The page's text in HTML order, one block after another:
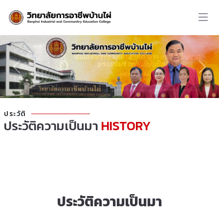
ประวัติ
ประวัติความเป็นมา HISTORY
ประวัติความเป็นมา